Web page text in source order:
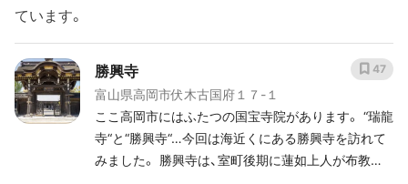
ています。
勝興寺
富山県高岡市伏木古国府１７-１
ここ高岡市にはふたつの国宝寺院があります。 “瑞龍
寺“と“勝興寺“…今回は海近くにある勝興寺を訪れて
みました。 勝興寺は、室町後期に蓮如上人が布教の
47